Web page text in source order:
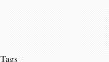
Tags